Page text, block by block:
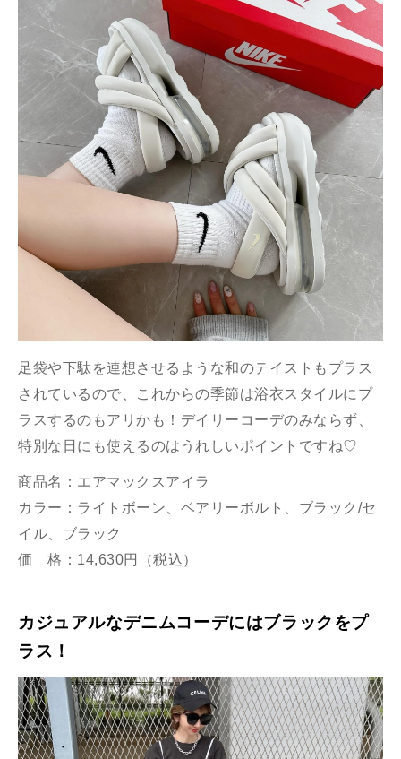
足袋や下駄を連想させるような和のテイストもプラス
されているので、これからの季節は浴衣スタイルにプ
ラスするのもアリかも！デイリーコーデのみならず、
特別な日にも使えるのはうれしいポイントですね♡
商品名： エアマックスアイラ
カラー：ライトボーン、 ベアリーボルト
ブラック/セ
イル、ブラック
価 格：14,630円（税込）
カジュアルなデニムコーデにはブラックをプ
ラス！